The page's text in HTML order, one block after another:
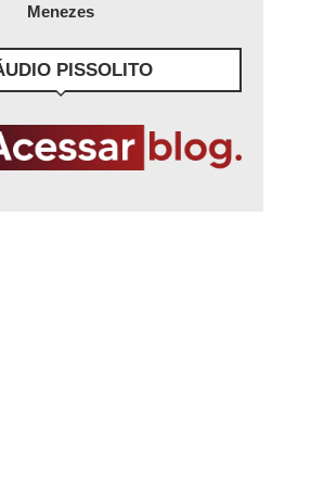
Menezes
PISSOLITO